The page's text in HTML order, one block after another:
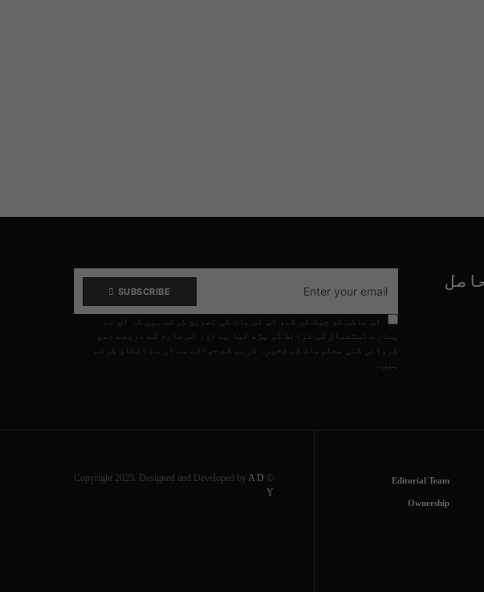
SUBSCRIBE
اس باکس کو چیک کر کے، آپ اس بات کی تصدیق کرتے ہیں کہ آپ نے
ہمارے استعمال کی شرائط کو پڑھ لیا ہے اور اس فارم کے ذریعے جمع
کروائی گئی معلومات کے ذخیرہ کرنے کے حوالے سے ان سے اتفاق کرتے
ہیں۔
Editorial Team
Ownership
© Copyright 2025. Designed and Developed by
A D
Y